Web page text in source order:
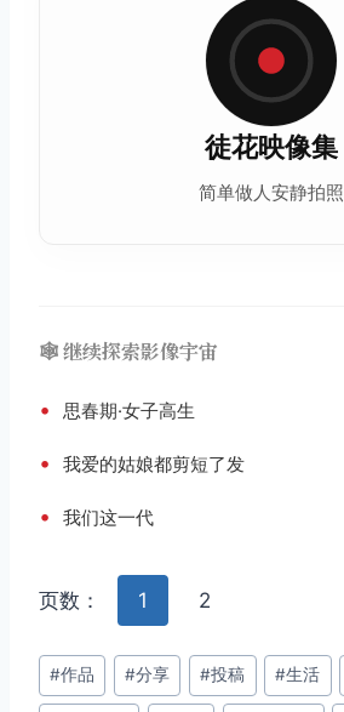
徒花映像集
简单做人安静拍照
🕸️ 继续探索影像宇宙
• 思春期·女子高生
• 我爱的姑娘都剪短了发
• 我们这一代
页数： 1 2
文
章
#作品 #分享 #投稿 #生活